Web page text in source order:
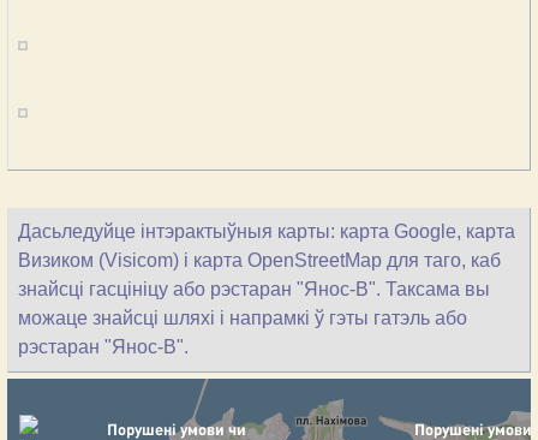
Дасьледуйце інтэрактыўныя карты: карта Google, карта
Визиком (Visicom) і карта OpenStreetMap для таго, каб
знайсці гасцініцу або рэстаран "Янос-В". Таксама вы
можаце знайсці шляхі і напрамкі ў гэты гатэль або
рэстаран "Янос-В".